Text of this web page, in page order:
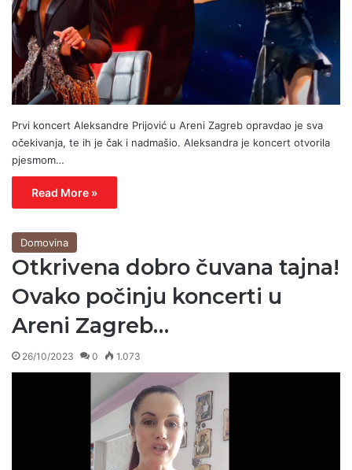
Prvi koncert Aleksandre Prijović u Areni Zagreb opravdao je sva
očekivanja, te ih je čak i nadmašio. Aleksandra je koncert otvorila
pjesmom…
Read More »
Domovina
Otkrivena dobro čuvana tajna!
Ovako počinju koncerti u
Areni Zagreb…
26/10/2023 0 1.073